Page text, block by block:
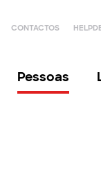
CONTACTOS
Pessoas